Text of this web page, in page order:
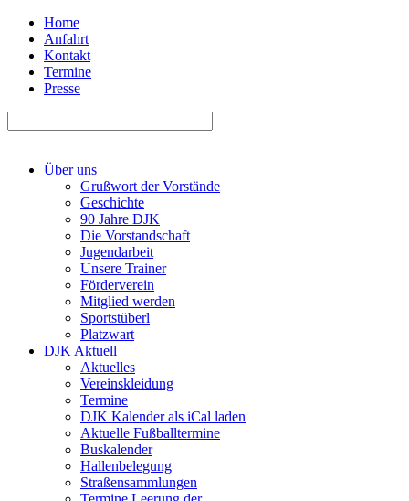
Home
Anfahrt
Kontakt
Termine
Presse
Über uns
Grußwort der Vorstände
Geschichte
90 Jahre DJK
Die Vorstandschaft
Jugendarbeit
Unsere Trainer
Förderverein
Mitglied werden
Sportstüberl
Platzwart
DJK Aktuell
Aktuelles
Vereinskleidung
Termine
DJK Kalender als iCal laden
Aktuelle Fußballtermine
Buskalender
Hallenbelegung
Straßensammlungen